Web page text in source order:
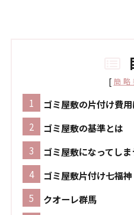
[ 簡略
ゴミ屋敷の片付け費
ゴミ屋敷の基準とは
ゴミ屋敷になってし
ゴミ屋敷片付け七福神
クオーレ群馬